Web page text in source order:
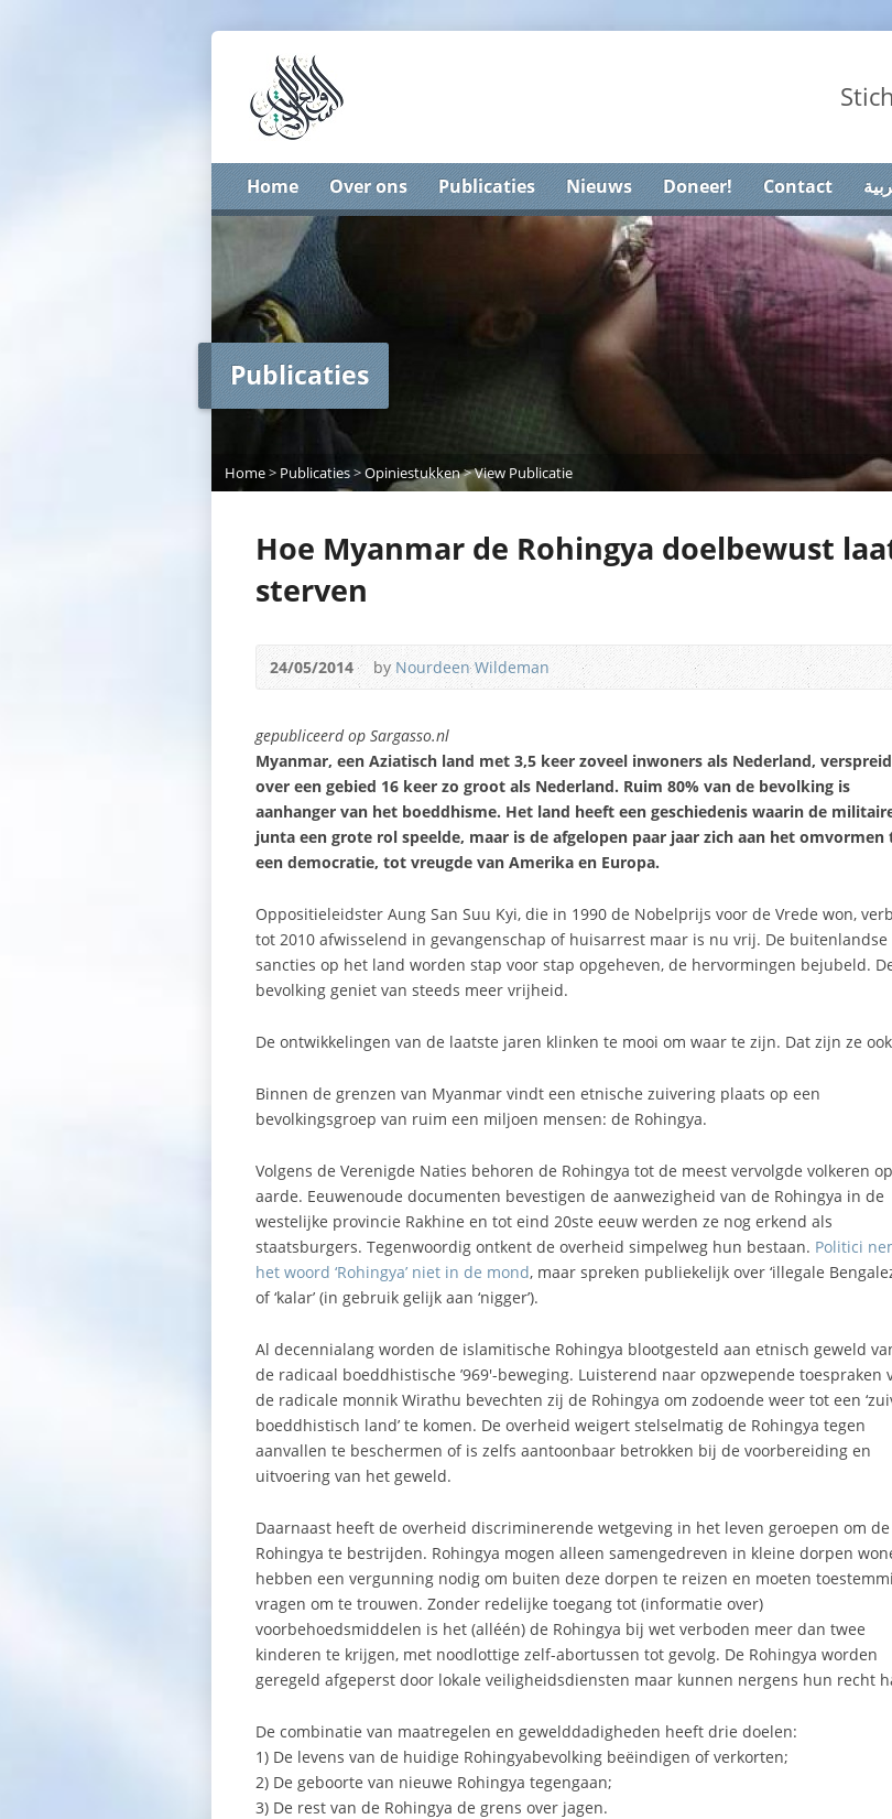
Home Over ons Publicaties Nieuws Doneer! Contact
Publicaties
Home> Publicaties>Opiniestukken>View Publicatie
Hoe Myanmar de Rohingya doelbewust
sterven
24/05/2014 by Nourdeen Wildeman
gepubliceerd op Sargasso.nl
Myanmar, een Aziatisch land met 3,5 keer zoveel inwoners als Nederland, verspreid
over een gebied 16 keer zo groot als Nederland. Ruim 80% van de bevolking is
aanhanger van het boeddhisme. Het land heeft een geschiedenis waarin de
junta een grote rol speelde, maar is de afgelopen paar jaar zich aan het omvormen
een democratie, tot vreugde van Amerika en Europa.
Oppositieleidster Aung San Suu Kyi, die in 1990 de Nobelprijs voor de Vrede won,
tot 2010 afwisselend in gevangenschap of huisarrest maar is nu vrij. De buitenlandse
sancties op het land worden stap voor stap opgeheven, de hervormingen bejubeld.
bevolking geniet van steeds meer vrijheid.
De ontwikkelingen van de laatste jaren klinken te mooi om waar te zijn. Dat zijn ze
Binnen de grenzen van Myanmar vindt een etnische zuivering plaats op een
bevolkingsgroep van ruim een miljoen mensen: de Rohingya.
Volgens de Verenigde Naties behoren de Rohingya tot de meest vervolgde volkeren op
aarde. Eeuwenoude documenten bevestigen de aanwezigheid van de Rohingya in de
westelijke provincie Rakhine en tot eind 20ste eeuw werden ze nog erkend als
staatsburgers. Tegenwoordig ontkent de overheid simpelweg hun bestaan. Politici
het woord ‘Rohingya’ niet in de mond, maar spreken publiekelijk over ‘illegale
of ‘kalar’ (in gebruik gelijk aan ‘nigger’).
Al decennialang worden de islamitische Rohingya blootgesteld aan etnisch geweld
de radicaal boeddhistische ’969′-beweging. Luisterend naar opzwepende toespraken
de radicale monnik Wirathu bevechten zij de Rohingya om zodoende weer tot een
boeddhistisch land’ te komen. De overheid weigert stelselmatig de Rohingya tegen
aanvallen te beschermen of is zelfs aantoonbaar betrokken bij de voorbereiding en
uitvoering van het geweld.
Daarnaast heeft de overheid discriminerende wetgeving in het leven geroepen om de
Rohingya te bestrijden. Rohingya mogen alleen samengedreven in kleine dorpen
hebben een vergunning nodig om buiten deze dorpen te reizen en moeten
vragen om te trouwen. Zonder redelijke toegang tot (informatie over)
voorbehoedsmiddelen is het (alléén) de Rohingya bij wet verboden meer dan twee
kinderen te krijgen, met noodlottige zelf-abortussen tot gevolg. De Rohingya worden
geregeld afgeperst door lokale veiligheidsdiensten maar kunnen nergens hun recht
De combinatie van maatregelen en gewelddadigheden heeft drie doelen:
1) De levens van de huidige Rohingyabevolking beëindigen of verkorten;
2) De geboorte van nieuwe Rohingya tegengaan;
3) De rest van de Rohingya de grens over jagen.